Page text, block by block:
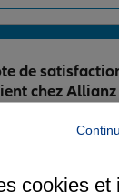
/5
Note de 4.8 sur 5
de
chez Allianz
cookies et